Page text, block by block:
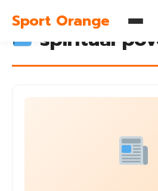
Sport Orange
spiritual